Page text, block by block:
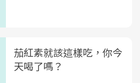
茄紅素就該這樣吃，你今
天喝了嗎？